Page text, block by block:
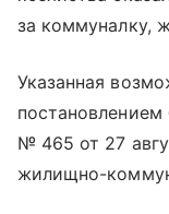
за коммуналку,
Указанная
постановлением
№ 465 от 27
жилищно-